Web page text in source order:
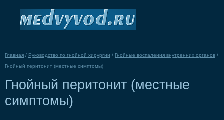
Главная / Руководство по гнойной хирургии / Гнойные воспаления внутренних органов /
Гнойный перитонит (местные симптомы)
Гнойный перитонит (местные
симптомы)